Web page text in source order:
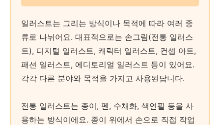
일러스트는 그리는 방식이나 목적에 따라 여러 종
류로 나뉘어요. 대표적으로는 손그림(전통 일러스
트), 디지털 일러스트, 캐릭터 일러스트, 컨셉 아트,
패션 일러스트, 에디토리얼 일러스트 등이 있어요.
각각 다른 분야와 목적을 가지고 사용된답니다.
전통 일러스트는 종이, 펜, 수채화, 색연필 등을 사
용하는 방식이에요. 종이 위에서 손으로 직접 작업